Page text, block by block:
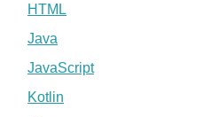
HTML
Java
JavaScript
Kotlin